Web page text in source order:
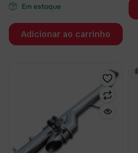
Em estoque
Adicionar ao carrinho